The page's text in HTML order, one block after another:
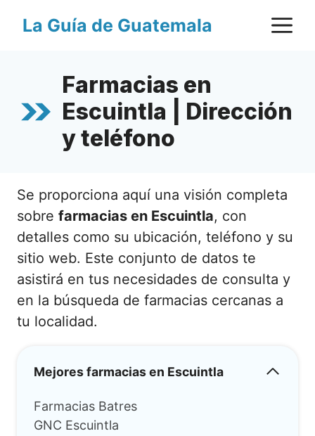
La Guía de Guatemala
Farmacias en
Escuintla | Dirección
y teléfono
Se proporciona aquí una visión completa
sobre farmacias en Escuintla, con
detalles como su ubicación, teléfono y su
sitio web. Este conjunto de datos te
asistirá en tus necesidades de consulta y
en la búsqueda de farmacias cercanas a
tu localidad.
Mejores farmacias en Escuintla
Farmacias Batres
GNC Escuintla